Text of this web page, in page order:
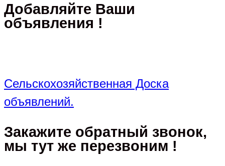
Добавляйте Ваши
объявления !
Сельскохозяйственная Доска
объявлений.
Закажите обратный звонок,
мы тут же перезвоним !